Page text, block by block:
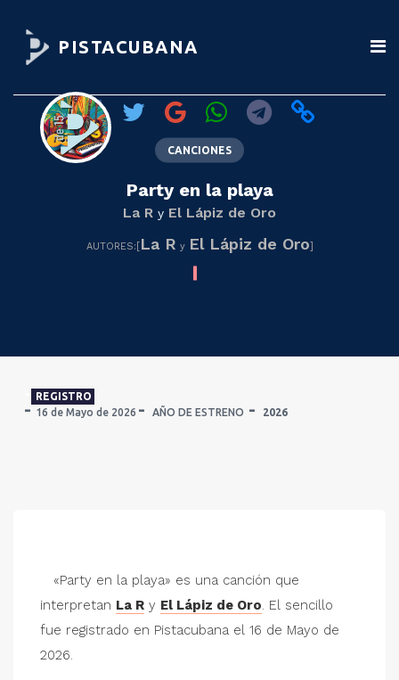
PISTACUBANA
CANCIONES
Party en la playa
La R y El Lápiz de Oro
AUTORES:[La R y El Lápiz de Oro]
REGISTRO
16 de Mayo de 2026
AÑO DE ESTRENO 2026
«Party en la playa» es una canción que
interpretan La R y El Lápiz de Oro. El sencillo
fue registrado en Pistacubana el 16 de Mayo de
2026.